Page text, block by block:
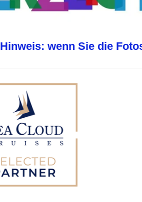
Hinweis: wenn Sie die